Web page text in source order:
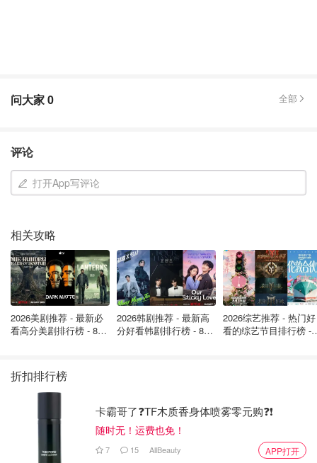
Capri 主席在声明中称：“Prada 是最适合带领 Versace 进入
Prada 已启动整合
Prada 集团目前正加速推动 Versace 融入其意大利制造体
系，包括皮具、服饰和鞋履生产线。
在佛罗伦萨的 Scandicci 工厂，工匠们正在为 Prada 和 Miu
Miu 制作皮具，未来也将加入 Versace 的生产任务。Prada
旗下的工艺学院每年培训大量新人，仅去年就有七成学员毕
业后正式入职。
集团今年已向供应链投资 6,000 万欧元，包括新皮具厂、针
织厂以及扩建英国产 Church’s 鞋履生产基地。从 2019 到
三大品牌同台，Prada 版图扩张完成
收购完成后，Versace 将占 Prada 集团收入结构的 13%，
Miu Miu 占 22%，主品牌 Prada 占 64%。去年 Prada 集团
营收达 54 亿欧元，增长强劲。
问大家0 全部
评论
打开App写评论
相关攻略
2026美剧推荐 - 最新必
看高分美剧排行榜 - 8月
2026韩剧推荐 - 最新高
分好看韩剧排行榜 - 8月
2026综艺推荐 - 热门好
看的综艺节目排行榜 -
折扣排行榜
卡霸哥了❓TF木质香身体喷雾零元购❓❗
随时无！运费也免！
7 15 AllBeauty APP打开